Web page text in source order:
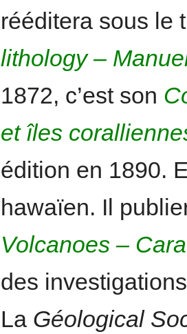
rééditera sous le
lithology –
1872, c’est son
et îles
édition en 1890.
hawaïen. Il
Volcanoes –
des
La Géological